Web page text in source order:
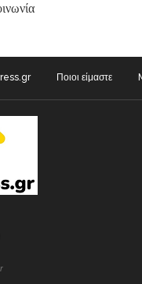
Ποιοι είμαστε